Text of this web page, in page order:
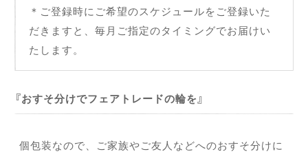
＊ご登録時にご希望のスケジュールをご登録いた
だきますと、毎月ご指定のタイミングでお届けい
たします。
おすそ分けでフェアトレードの輪を
個包装なので、ご家族やご友人などへのおすそ分けに